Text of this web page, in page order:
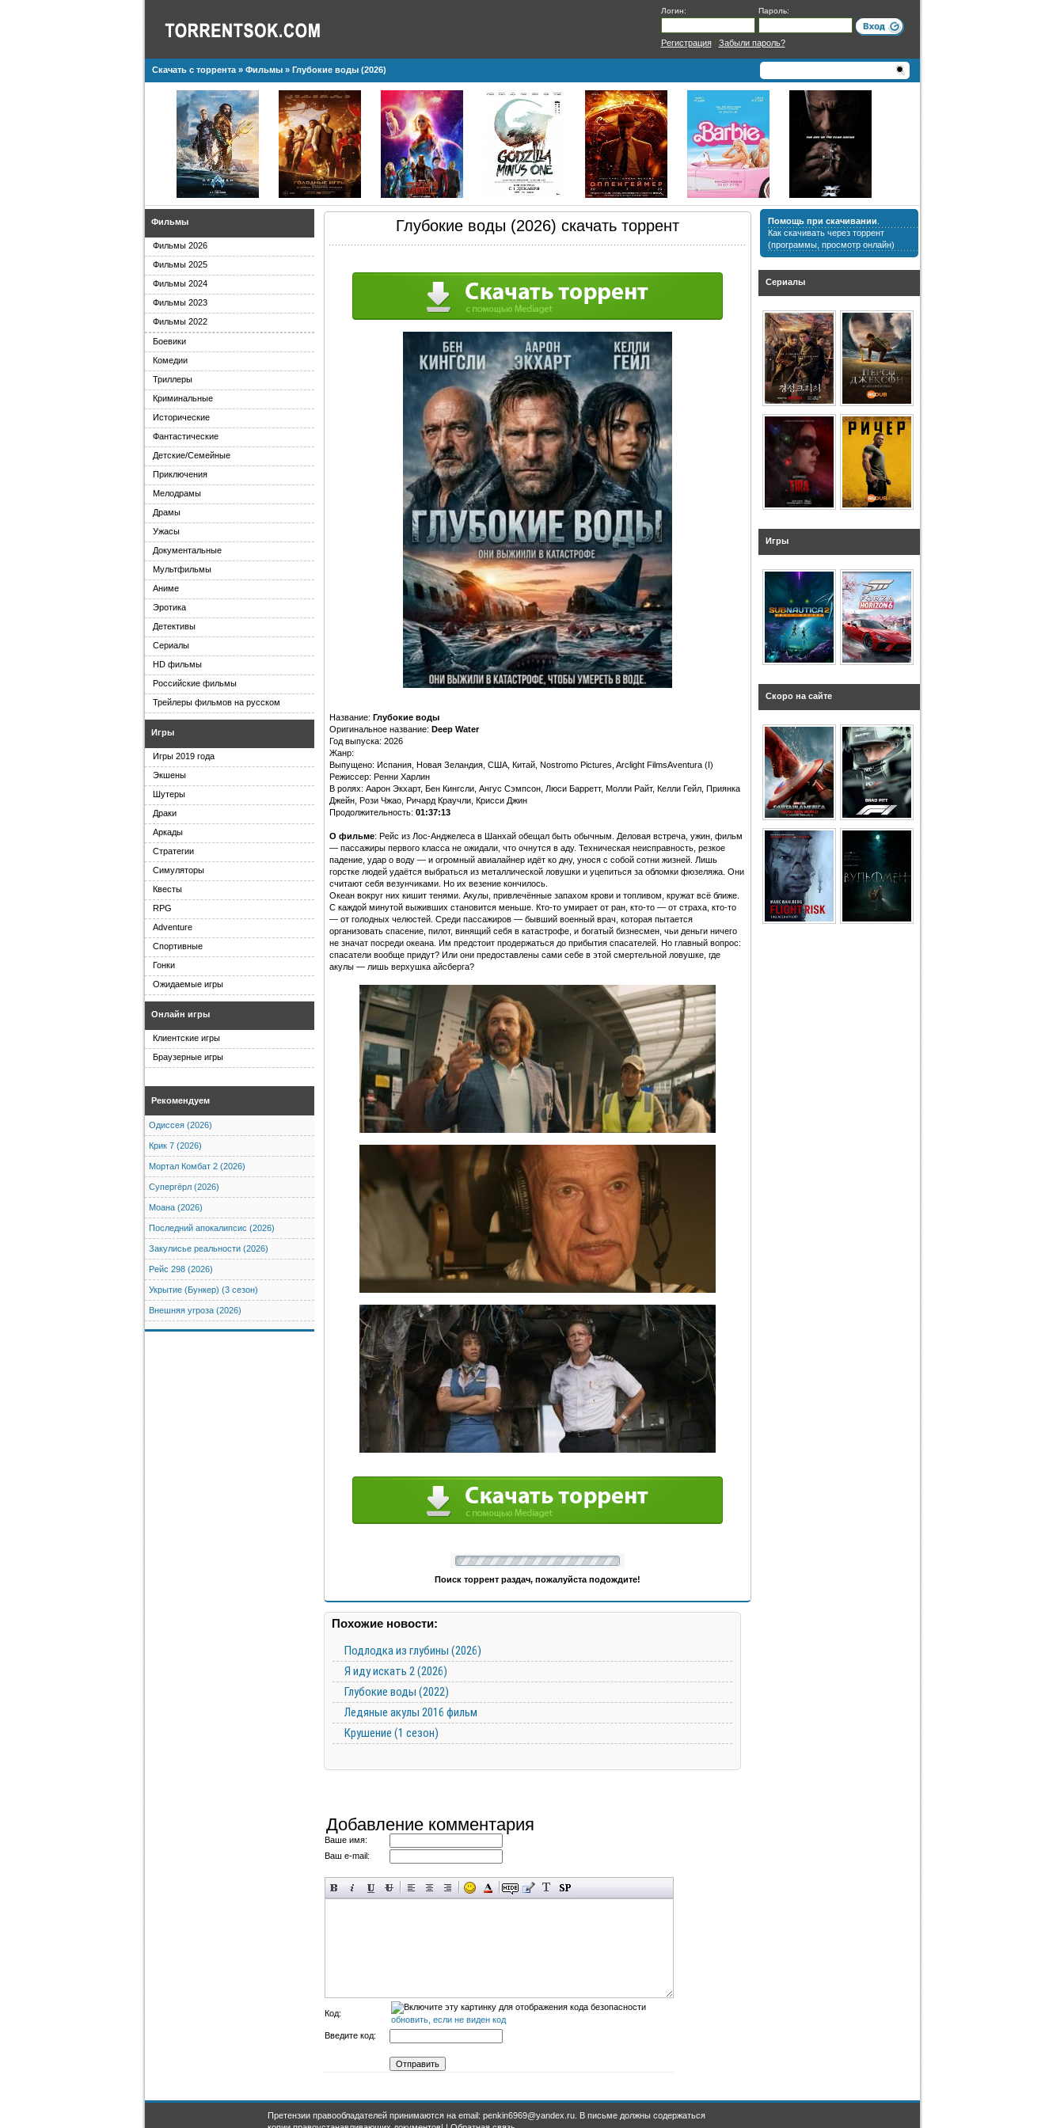
Логин: Пароль:
Регистрация| Забыли пароль?
Скачать с торрента» Фильмы» Глубокие воды (2026)
Помощь при скачивании
Как скачивать через торрент
(программы, просмотр онлайн)
Сериалы
Игры
Скоро на сайте
Глубокие воды (2026) скачать торрент
Название: Глубокие воды
Оригинальное название: Deep Water
Год выпуска: 2026
Жанр:
Выпущено: Испания, Новая Зеландия, США, Китай, Nostromo Pictures, Arclight FilmsAventura (I)
Режиссер: Ренни Харлин
В ролях: Аарон Экхарт, Бен Кингсли, Ангус Сэмпсон, Люси Барретт, Молли Райт, Келли Гейл, Приянка
Джейн, Рози Чжао, Ричард Краучли, Крисси Джин
Продолжительность: 01:37:13
О фильме: Рейс из Лос-Анджелеса в Шанхай обещал быть обычным. Деловая встреча, ужин, фильм
— пассажиры первого класса не ожидали, что очнутся в аду. Техническая неисправность, резкое
падение, удар о воду — и огромный авиалайнер идёт ко дну, унося с собой сотни жизней. Лишь
горстке людей удаётся выбраться из металлической ловушки и уцепиться за обломки фюзеляжа. Они
считают себя везунчиками. Но их везение кончилось.
Океан вокруг них кишит тенями. Акулы, привлечённые запахом крови и топливом, кружат всё ближе.
С каждой минутой выживших становится меньше. Кто-то умирает от ран, кто-то — от страха, кто-то
— от голодных челюстей. Среди пассажиров — бывший военный врач, которая пытается
организовать спасение, пилот, винящий себя в катастрофе, и богатый бизнесмен, чьи деньги ничего
не значат посреди океана. Им предстоит продержаться до прибытия спасателей. Но главный вопрос:
спасатели вообще придут? Или они предоставлены сами себе в этой смертельной ловушке, где
акулы — лишь верхушка айсберга?
Поиск торрент раздач, пожалуйста подождите!
Похожие новости:
Подлодка из глубины (2026)
Я иду искать 2 (2026)
Глубокие воды (2022)
Ледяные акулы 2016 фильм
Крушение (1 сезон)
Добавление комментария
Ваше имя:
Ваш e-mail:
Код:
обновить, если не виден код
Введите код:
Фильмы
Фильмы 2026
Фильмы 2025
Фильмы 2024
Фильмы 2023
Фильмы 2022
Боевики
Комедии
Триллеры
Криминальные
Исторические
Фантастические
Детские/Семейные
Приключения
Мелодрамы
Драмы
Ужасы
Документальные
Мультфильмы
Аниме
Эротика
Детективы
Сериалы
HD фильмы
Российские фильмы
Трейлеры фильмов на русском
Игры
Игры 2019 года
Экшены
Шутеры
Драки
Аркады
Стратегии
Симуляторы
Квесты
RPG
Adventure
Спортивные
Гонки
Ожидаемые игры
Онлайн игры
Клиентские игры
Браузерные игры
Рекомендуем
Одиссея (2026)
Крик 7 (2026)
Мортал Комбат 2 (2026)
Супергёрл (2026)
Моана (2026)
Последний апокалипсис (2026)
Закулисье реальности (2026)
Рейс 298 (2026)
Укрытие (Бункер) (3 сезон)
Внешняя угроза (2026)
Претензии правообладателей принимаются на email: penkin6969@yandex.ru. В письме должны содержаться